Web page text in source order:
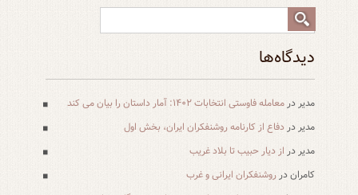
دیدگاه‌ها
مدیردرمعامله فاوستی انتخابات ۱۴۰۲: آمار داستان را بیان می کند
مدیردر دفاع از کارنامه روشنفکران ایران، بخش اول
مدیردر از دیار حبیب تا بلاد غریب
کامراندرروشنفکران ایرانی و غرب